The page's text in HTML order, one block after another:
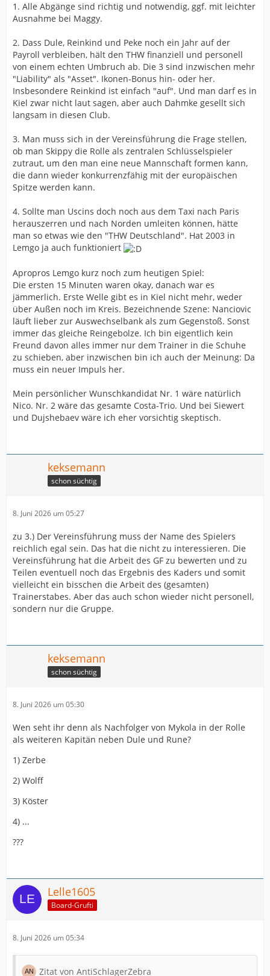
von ganzem Herzen, dass das klappt - bin aber
skeptisch.
Dahmke und Landin sind gute Außenspieler. Gerade
Landin ist für einen Trainer natürlich immer
interessant, da er auf Halb verteidigen kann. Dahmke
natürlich unfassbar wichtig als Identifikationsfigur. Sind
die beiden "Weltklasse"? Vermutlich nicht (mehr). Wenn
man hier "Wünsch dir was für die Zukunft" spielen
dürfte, würde ich mir einen Noam Leopold wünschen.
Laube, Ankermann (und Makuc) habe ich noch nicht
häufig genug gesehen, um mir eine Meinung zu bilden.
Reinkind, Överby, Duvnjak und Peke sind alle in den
letzten Zügen ihrer (z.T. überragenden)
Leadership sicher wichtig, aber Spieler in dieser
Altersklasse sind immer extrem verletzungsanfällig und
können über eine Saison hinweg der Mannschaft (auf
dem Feld) nur noch punktuell helfen.
Summa summarum ist meine Meinung, dass man zwar
eine starke erste 7 aufs Parkett schicken können wird,
aber die Schwachstellen sind die Spieler dahinter.
1. Alle Abgänge sind richtig und notwendig, ggf. mit leichter
Ausnahme bei Maggy.
2. Dass Dule, Reinkind und Peke noch ein Jahr auf der
Payroll verbleiben, hält den THW finanziell und personell
von einem echten Umbruch ab. Die 3 sind inzwischen mehr
"Liability" als "Asset". Ikonen-Bonus hin- oder her.
Insbesondere Reinkind ist einfach "auf". Und man darf es in
Kiel zwar nicht laut sagen, aber auch Dahmke gesellt sich
langsam in diesen Club.
3. Man muss sich in der Vereinsführung die Frage stellen,
ob man Skippy die Rolle als zentralen Schlüsselspieler
zutraut, um den man eine neue Mannschaft formen kann,
die dann wieder konkurrenzfähig mit der europäischen
Spitze werden kann.
4. Sollte man Uscins doch noch aus dem Taxi nach Paris
herauszerren und nach Norden umleiten können, hätte
man so etwas wie den "THW Deutschland". Hat 2003 in
Lemgo ja auch funktioniert
Apropros Lemgo kurz noch zum heutigen Spiel:
Die ersten 15 Minuten waren okay, danach war es
jämmerlich. Erste Welle gibt es in Kiel nicht mehr, weder
über Außen noch im Kreis. Bezeichnende Szene: Nanciovic
läuft lieber zur Auswechselbank als zum Gegenstoß. Sonst
immer das gleiche Reingebolze. Ich bin eigentlich kein
Freund davon alles immer nur dem Trainer in die Schuhe
zu schieben, aber inzwischen bin ich auch der Meinung: Da
muss ein neuer Impuls her.
Mein persönlicher Wunschkandidat Nr. 1 wäre natürlich
Nico. Nr. 2 wäre das gesamte Costa-Trio. Und bei Siewert
und Dujshebaev wäre ich eher vorsichtig skeptisch.
keksemann
schon süchtig
8. Juni 2026 um 05:27
zu 3.) Der Vereinsführung muss der Name des Spielers
reichlich egal sein. Das hat die nicht zu interessieren. Die
Vereinsführung hat die Arbeit des GF zu bewerten und zu
Teilen eventuell noch das Ergebnis des Kaders und somit
vielleicht ein bisschen die Arbeit des (gesamten)
Trainerstabes. Aber das auch schon wieder nicht personell,
sondern nur die Gruppe.
keksemann
schon süchtig
8. Juni 2026 um 05:30
Wen seht ihr denn als Nachfolger von Mykola in der Rolle
als weiteren Kapitän neben Dule und Rune?
1) Zerbe
2) Wolff
3) Köster
4) ...
???
Lelle1605
Board-Grufti
8. Juni 2026 um 05:34
Zitat von AntiSchlagerZebra